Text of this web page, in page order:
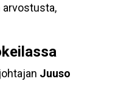
arvostusta,
Juuso